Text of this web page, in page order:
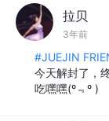
拉贝
3年前
#JUEJIN
今天解封了，
吃嘿嘿(º﹃º )